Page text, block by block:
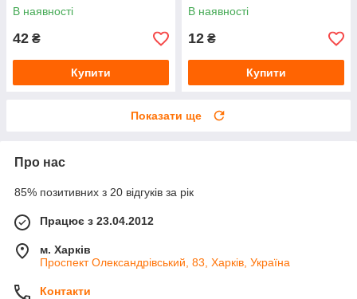
В наявності
42 ₴
Купити
В наявності
12 ₴
Купити
Показати ще
Про нас
85% позитивних з 20 відгуків за рік
Працює з 23.04.2012
м. Харків
Проспект Олександрівський, 83, Харків, Україна
Контакти